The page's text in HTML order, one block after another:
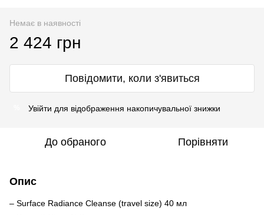
Немає в наявності
2 424 грн
Повідомити, коли з'явиться
Увійти для відображення накопичувальної знижки
До обраного Порівняти
Опис
– Surface Radiance Cleanse (travel size) 40 мл